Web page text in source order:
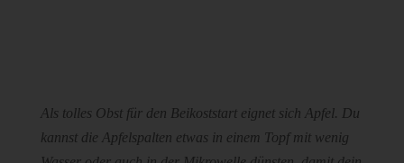
Als tolles Obst für den Beikoststart eignet sich Apfel. Du
kannst die Apfelspalten etwas in einem Topf mit wenig